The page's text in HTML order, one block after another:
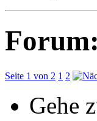
Forum:
Seite 1 von 2 1 2
Gehe